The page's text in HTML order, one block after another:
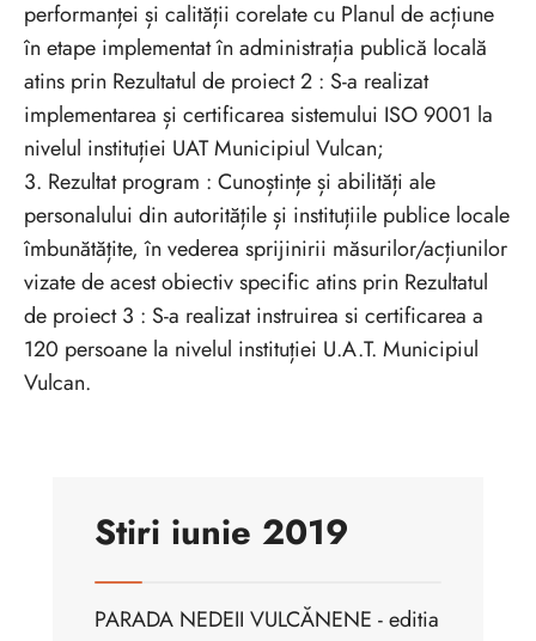
performanței și calității corelate cu Planul de acțiune
în etape implementat în administrația publică locală
atins prin Rezultatul de proiect 2 : S-a realizat
implementarea și certificarea sistemului ISO 9001 la
nivelul instituției UAT Municipiul Vulcan;
3. Rezultat program : Cunoștințe și abilități ale
personalului din autoritățile și instituțiile publice locale
îmbunătățite, în vederea sprijinirii măsurilor/acțiunilor
vizate de acest obiectiv specific atins prin Rezultatul
de proiect 3 : S-a realizat instruirea si certificarea a
120 persoane la nivelul instituției U.A.T. Municipiul
Vulcan.
Stiri iunie 2019
PARADA NEDEII VULCĂNENE - editia